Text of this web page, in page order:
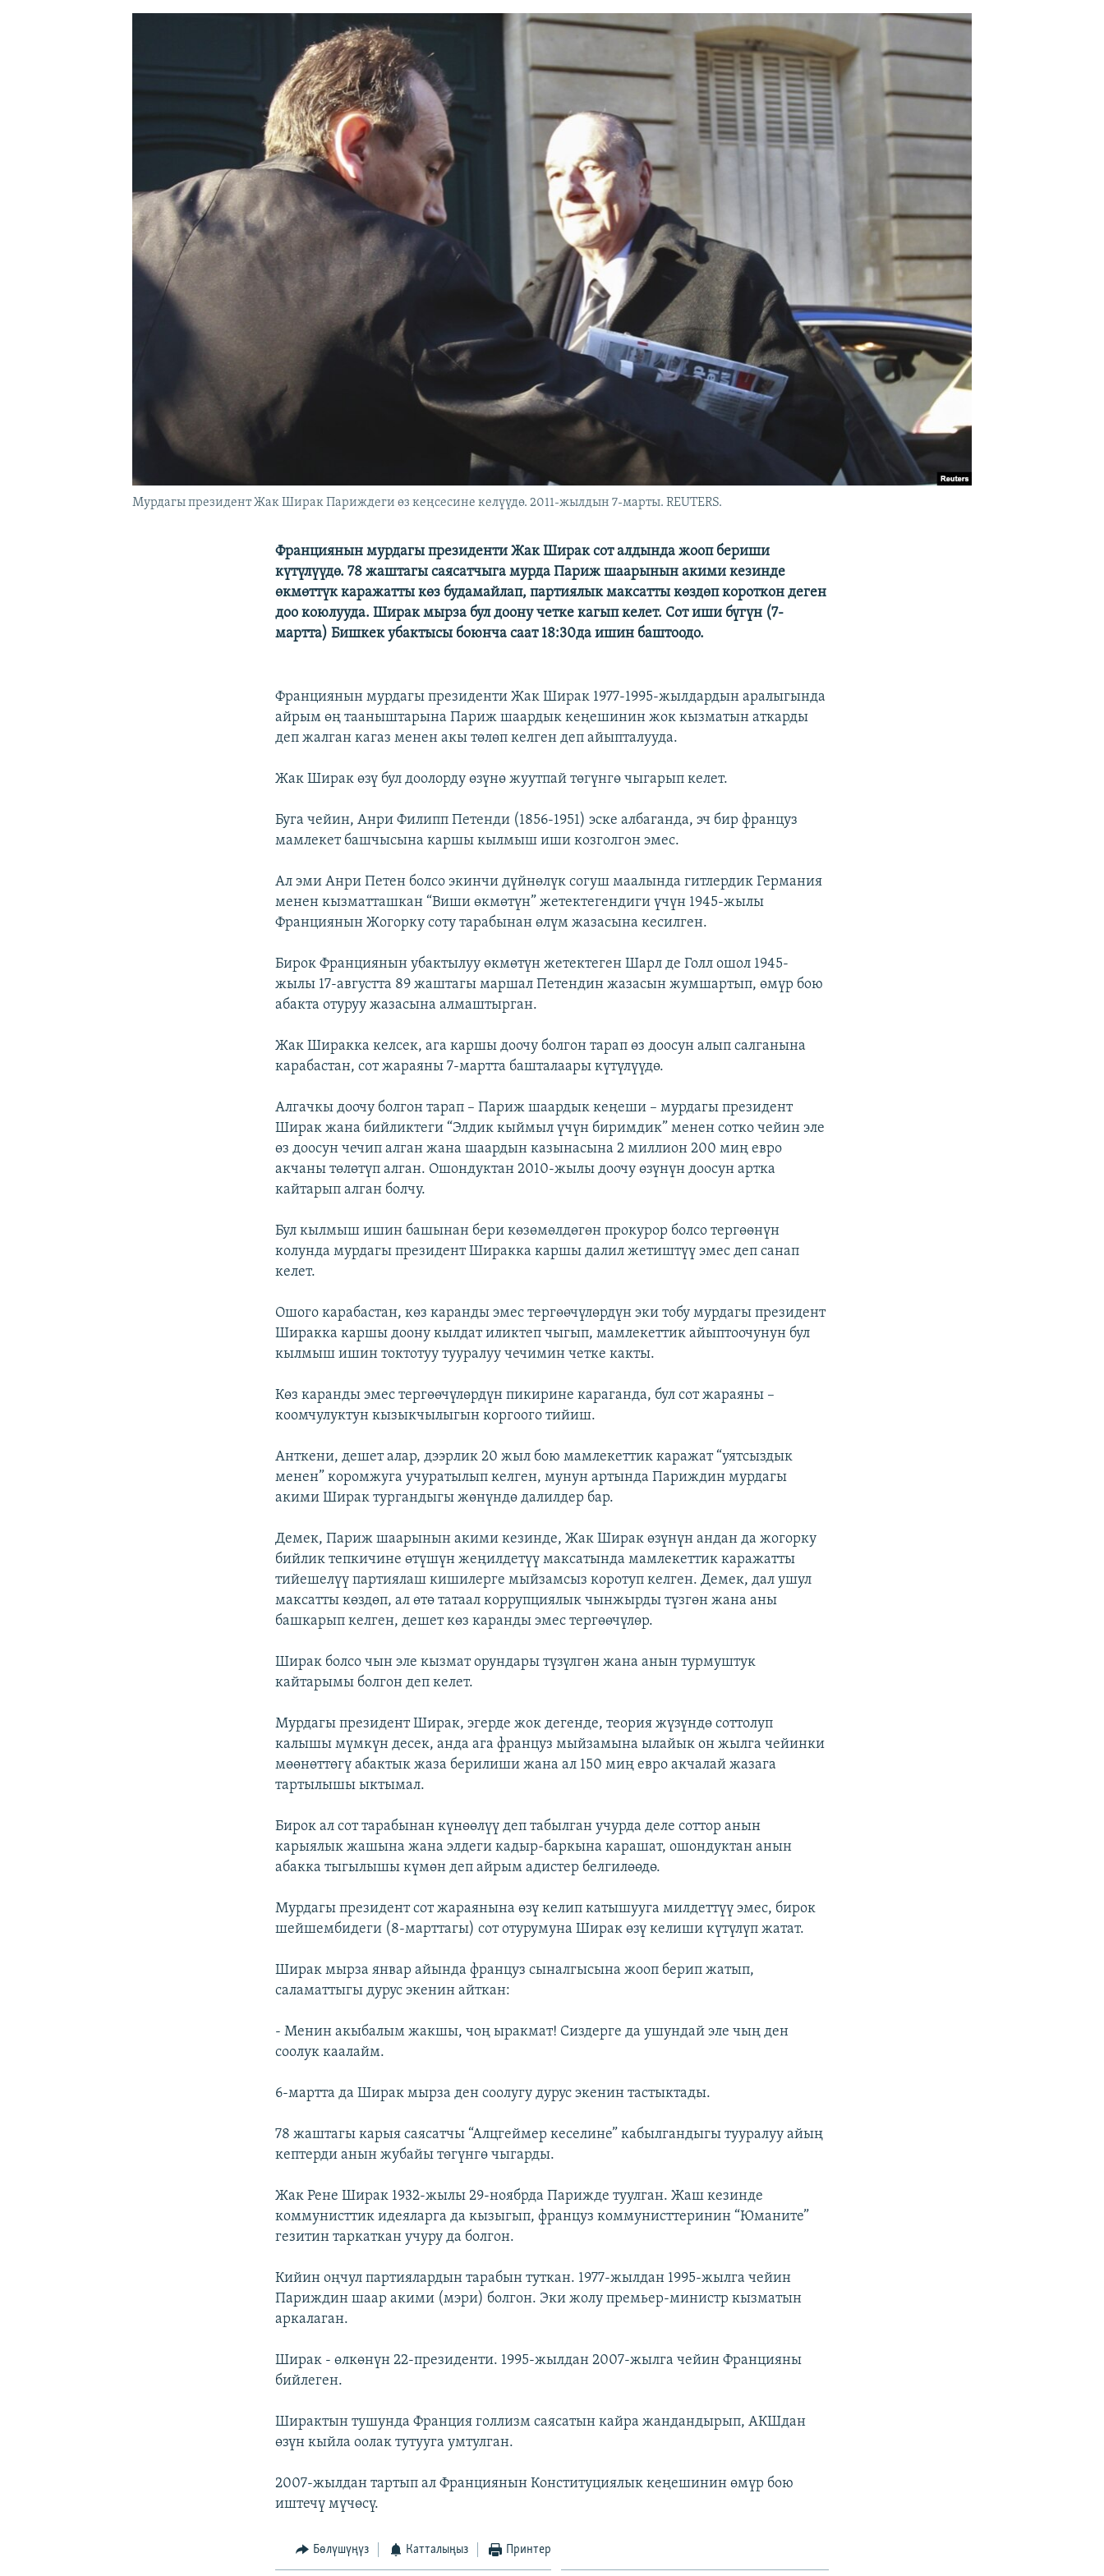
Мурдагы президент Жак Ширак Париждеги өз кеңсесине келүүдө. 2011-жылдын 7-марты. REUTERS.
Франциянын мурдагы президенти Жак Ширак сот алдында жооп бериши
күтүлүүдө. 78 жаштагы саясатчыга мурда Париж шаарынын акими кезинде
өкмөттүк каражатты көз будамайлап, партиялык максатты көздөп короткон деген
доо коюлууда. Ширак мырза бул доону четке кагып келет. Сот иши бүгүн (7-
мартта) Бишкек убактысы боюнча саат 18:30да ишин баштоодо.
Франциянын мурдагы президенти Жак Ширак 1977-1995-жылдардын аралыгында
айрым өң тааныштарына Париж шаардык кеңешинин жок кызматын аткарды
деп жалган кагаз менен акы төлөп келген деп айыпталууда.
Жак Ширак өзү бул доолорду өзүнө жуутпай төгүнгө чыгарып келет.
Буга чейин, Анри Филипп Петенди (1856-1951) эске албаганда, эч бир француз
мамлекет башчысына каршы кылмыш иши козголгон эмес.
Ал эми Анри Петен болсо экинчи дүйнөлүк согуш маалында гитлердик Германия
менен кызматташкан “Виши өкмөтүн” жетектегендиги үчүн 1945-жылы
Франциянын Жогорку соту тарабынан өлүм жазасына кесилген.
Бирок Франциянын убактылуу өкмөтүн жетектеген Шарл де Голл ошол 1945-
жылы 17-августта 89 жаштагы маршал Петендин жазасын жумшартып, өмүр бою
абакта отуруу жазасына алмаштырган.
Жак Ширакка келсек, ага каршы доочу болгон тарап өз доосун алып салганына
карабастан, сот жараяны 7-мартта башталаары күтүлүүдө.
Алгачкы доочу болгон тарап – Париж шаардык кеңеши – мурдагы президент
Ширак жана бийликтеги “Элдик кыймыл үчүн биримдик” менен сотко чейин эле
өз доосун чечип алган жана шаардын казынасына 2 миллион 200 миң евро
акчаны төлөтүп алган. Ошондуктан 2010-жылы доочу өзүнүн доосун артка
кайтарып алган болчу.
Бул кылмыш ишин башынан бери көзөмөлдөгөн прокурор болсо тергөөнүн
колунда мурдагы президент Ширакка каршы далил жетиштүү эмес деп санап
келет.
Ошого карабастан, көз каранды эмес тергөөчүлөрдүн эки тобу мурдагы президент
Ширакка каршы доону кылдат иликтеп чыгып, мамлекеттик айыптоочунун бул
кылмыш ишин токтотуу тууралуу чечимин четке какты.
Көз каранды эмес тергөөчүлөрдүн пикирине караганда, бул сот жараяны –
коомчулуктун кызыкчылыгын коргоого тийиш.
Анткени, дешет алар, дээрлик 20 жыл бою мамлекеттик каражат “уятсыздык
менен” коромжуга учуратылып келген, мунун артында Париждин мурдагы
акими Ширак тургандыгы жөнүндө далилдер бар.
Демек, Париж шаарынын акими кезинде, Жак Ширак өзүнүн андан да жогорку
бийлик тепкичине өтүшүн жеңилдетүү максатында мамлекеттик каражатты
тийешелүү партиялаш кишилерге мыйзамсыз коротуп келген. Демек, дал ушул
максатты көздөп, ал өтө татаал коррупциялык чынжырды түзгөн жана аны
башкарып келген, дешет көз каранды эмес тергөөчүлөр.
Ширак болсо чын эле кызмат орундары түзүлгөн жана анын турмуштук
кайтарымы болгон деп келет.
Мурдагы президент Ширак, эгерде жок дегенде, теория жүзүндө соттолуп
калышы мүмкүн десек, анда ага француз мыйзамына ылайык он жылга чейинки
мөөнөттөгү абактык жаза берилиши жана ал 150 миң евро акчалай жазага
тартылышы ыктымал.
Бирок ал сот тарабынан күнөөлүү деп табылган учурда деле соттор анын
карыялык жашына жана элдеги кадыр-баркына карашат, ошондуктан анын
абакка тыгылышы күмөн деп айрым адистер белгилөөдө.
Мурдагы президент сот жараянына өзү келип катышууга милдеттүү эмес, бирок
шейшембидеги (8-марттагы) сот отурумуна Ширак өзү келиши күтүлүп жатат.
Ширак мырза январ айында француз сыналгысына жооп берип жатып,
саламаттыгы дурус экенин айткан:
- Менин акыбалым жакшы, чоң ыракмат! Сиздерге да ушундай эле чың ден
соолук каалайм.
6-мартта да Ширак мырза ден соолугу дурус экенин тастыктады.
78 жаштагы карыя саясатчы “Алцгеймер кеселине” кабылгандыгы тууралуу айың
кептерди анын жубайы төгүнгө чыгарды.
Жак Рене Ширак 1932-жылы 29-ноябрда Парижде туулган. Жаш кезинде
коммунисттик идеяларга да кызыгып, француз коммунисттеринин “Юманите”
гезитин таркаткан учуру да болгон.
Кийин оңчул партиялардын тарабын туткан. 1977-жылдан 1995-жылга чейин
Париждин шаар акими (мэри) болгон. Эки жолу премьер-министр кызматын
аркалаган.
Ширак - өлкөнүн 22-президенти. 1995-жылдан 2007-жылга чейин Францияны
бийлеген.
Ширактын тушунда Франция голлизм саясатын кайра жандандырып, АКШдан
өзүн кыйла оолак тутууга умтулган.
2007-жылдан тартып ал Франциянын Конституциялык кеңешинин өмүр бою
иштечү мүчөсү.
Бөлүшүңүз Катталыңыз Принтер